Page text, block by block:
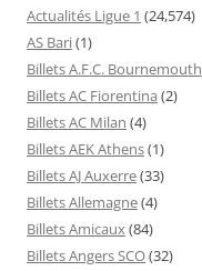
Actualités Ligue 1 (24,574)
AS Bari(1)
Billets A.F.C. Bournemouth
Billets AC Fiorentina (2)
Billets AC Milan (4)
Billets AEK Athens(1)
Billets AJ Auxerre(33)
Billets Allemagne(4)
Billets Amicaux(84)
Billets Angers SCO(32)